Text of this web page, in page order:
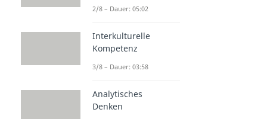
2/8 – Dauer: 05:02
Interkulturelle
Kompetenz
3/8 – Dauer: 03:58
Analytisches
Denken